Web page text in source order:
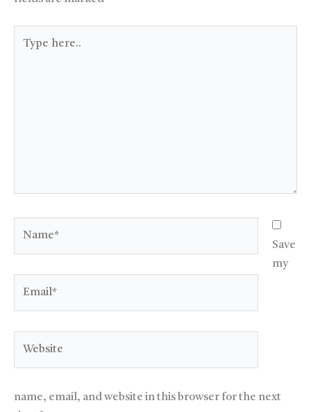
here..
Save
my
name, email, and website in this browser for the next